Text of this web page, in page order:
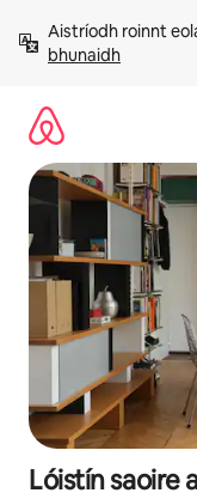
chuig
ábhar
Aistríodh roinnt
bhunaidh
Lóistín saoire